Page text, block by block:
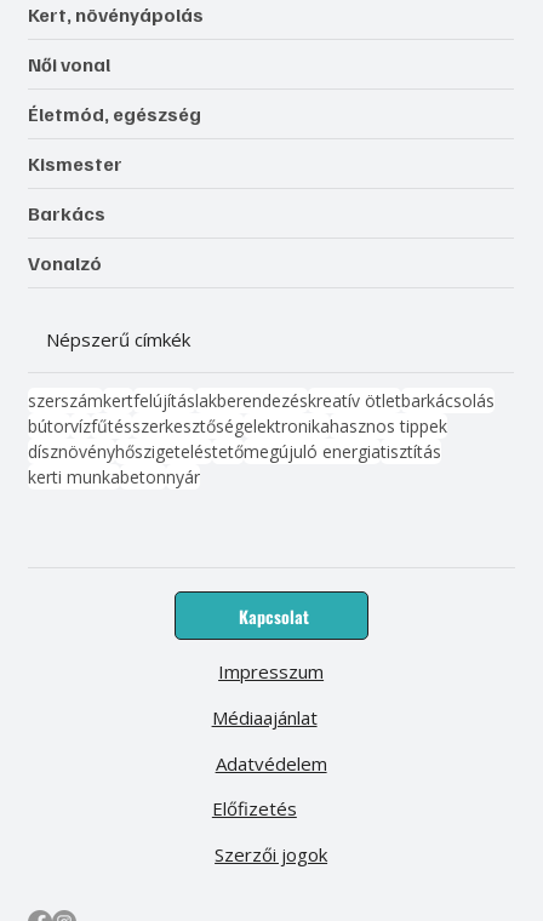
Kert, növényápolás
Női vonal
Életmód, egészség
Kismester
Barkács
Vonalzó
Népszerű címkék
szerszámkertfelújításlakberendezéskreatív ötletbarkácsolás
bútorvízfűtésszerkesztőségelektronikahasznos tippek
dísznövényhőszigeteléstetőmegújuló energiatisztítás
kerti munkabetonnyár
Kapcsolat
Médiaajánlat
Előfizetés
Impresszum
Adatvédelem
Szerzői jogok